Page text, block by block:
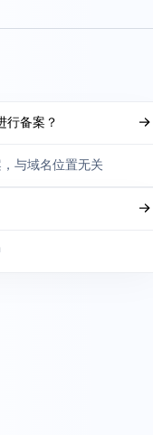
行备案？
与域名位置无关